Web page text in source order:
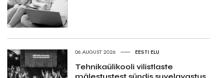
06.AUGUST 2026 EESTI ELU
Tehnikaülikooli vilistlaste